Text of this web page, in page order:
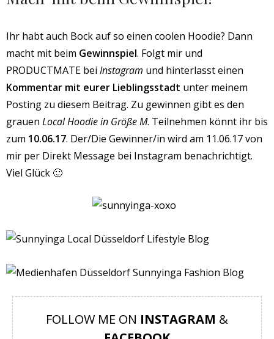
Ihr habt auch Bock auf so einen coolen Hoodie? Dann
macht mit beim Gewinnspiel. Folgt mir und
PRODUCTMATE bei Instagram und hinterlasst einen
Kommentar mit eurer Lieblingsstadt unter meinem
Posting zu diesem Beitrag. Zu gewinnen gibt es den
grauen Local Hoodie in Größe M. Teilnehmen könnt ihr bis
zum 10.06.17. Der/Die Gewinner/in wird am 11.06.17 von
mir per Direkt Message bei Instagram benachrichtigt.
Viel Glück 🙂
FOLLOW ME ON INSTAGRAM &